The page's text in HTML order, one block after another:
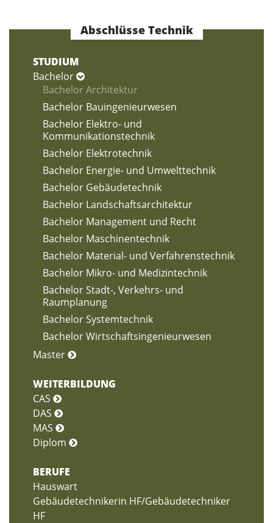
Abschlüsse Technik
STUDIUM
Bachelor
Bachelor Architektur
Bachelor Bauingenieurwesen
Bachelor Elektro- und
Kommunikationstechnik
Bachelor Elektrotechnik
Bachelor Energie- und Umwelttechnik
Bachelor Gebäudetechnik
Bachelor Landschaftsarchitektur
Bachelor Management und Recht
Bachelor Maschinentechnik
Bachelor Material- und Verfahrenstechnik
Bachelor Mikro- und Medizintechnik
Bachelor Stadt-, Verkehrs- und
Raumplanung
Bachelor Systemtechnik
Bachelor Wirtschaftsingenieurwesen
Master
WEITERBILDUNG
CAS
DAS
MAS
Diplom
BERUFE
Hauswart
Gebäudetechnikerin HF/Gebäudetechniker
HF